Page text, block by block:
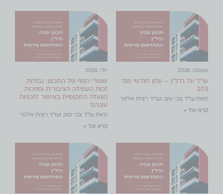
עו"ד על נדל"ן – עלון חודשי מס'
203
אוגוסט, 2026
מאת עו"ד צבי שוב ועו"ד רונית אלפר
קרא עוד »
שומרי הסף של התכנון: גבולות
זכות העמידה הציבורית וסמכות
הוועדה המקומית באישור 'תכניות
עוגנים'
יולי, 2026
מאת עו"ד צבי שוב ועו"ד רונית אלפר
קרא עוד »